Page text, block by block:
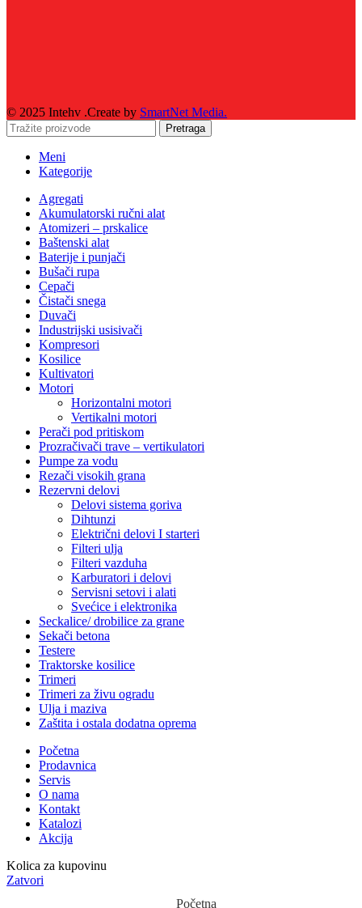
© 2025 Intehv .Create by SmartNet Media.
Pretraga
Meni
Kategorije
Agregati
Akumulatorski ručni alat
Atomizeri – prskalice
Baštenski alat
Baterije i punjači
Bušači rupa
Cepači
Čistači snega
Duvači
Industrijski usisivači
Kompresori
Kosilice
Kultivatori
Motori
Horizontalni motori
Vertikalni motori
Perači pod pritiskom
Prozračivači trave – vertikulatori
Pumpe za vodu
Rezači visokih grana
Rezervni delovi
Delovi sistema goriva
Dihtunzi
Električni delovi I starteri
Filteri ulja
Filteri vazduha
Karburatori i delovi
Servisni setovi i alati
Svećice i elektronika
Seckalice/ drobilice za grane
Sekači betona
Testere
Traktorske kosilice
Trimeri
Trimeri za živu ogradu
Ulja i maziva
Zaštita i ostala dodatna oprema
Početna
Prodavnica
Servis
O nama
Kontakt
Katalozi
Akcija
Kolica za kupovinu
Zatvori
Početna